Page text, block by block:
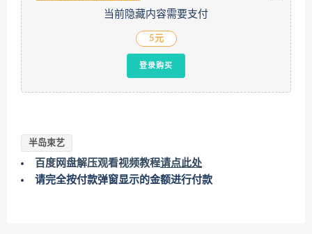
当前隐藏内容需要支付
5元
登录购买
半岛束艺
百度网盘解压观看视频教程请点此处
请完全按付款弹窗显示的金额进行付款